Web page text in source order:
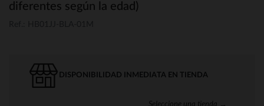
diferentes según la edad)
DISPONIBILIDAD INMEDIATA EN TIENDA
Seleccione una tienda →